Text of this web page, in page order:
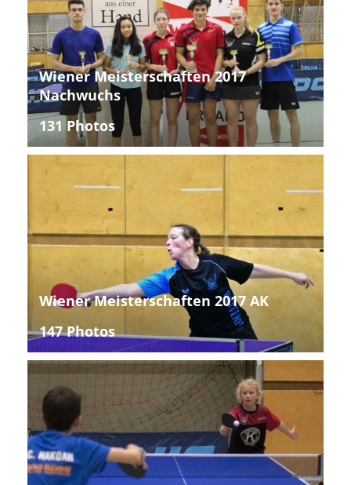
Wiener Meisterschaften 2017
Nachwuchs
131 Photos
Wiener Meisterschaften 2017 AK
147 Photos